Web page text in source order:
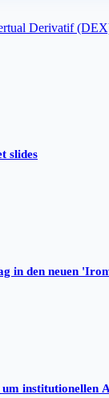
Derivatif
slides
in den neuen
institutionellen